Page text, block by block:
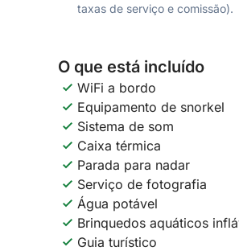
taxas de serviço e comissão).
O que está incluído
WiFi a bordo
Equipamento de snorkel
Sistema de som
Caixa térmica
Parada para nadar
Serviço de fotografia
Água potável
Brinquedos aquáticos
Guia turístico